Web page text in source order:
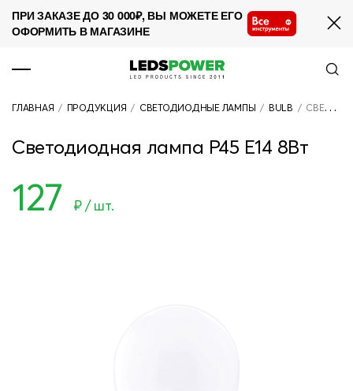
ПРИ ЗАКАЗЕ ДО 30 000₽, ВЫ МОЖЕТЕ ЕГО
ОФОРМИТЬ В МАГАЗИНЕ
О КОМПАНИИ
СОТРУДНИЧЕСТВО
НОВОСТИ
ГЛАВНАЯ / ПРОДУКЦИЯ / СВЕТОДИОДНЫЕ ЛАМПЫ / BULB / СВЕТОДИОДНАЯ ЛАМПА P45 E14 8ВТ
Светодиодная лампа P45 E14 8Вт
127 ₽ / шт.